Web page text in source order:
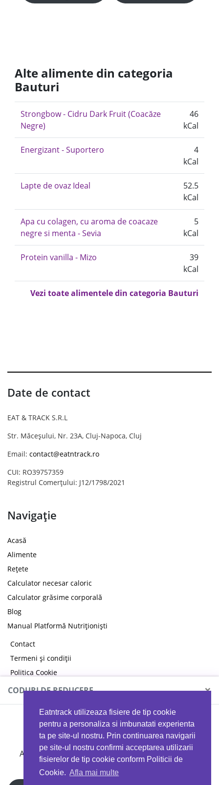
Eatntrack utilizeaza fisiere de tip cookie
pentru a personaliza si imbunatati experienta
ta pe site-ul nostru. Prin continuarea navigarii
pe site-ul nostru confirmi acceptarea utilizarii
fisierelor de tip cookie conform Politicii de
Cookie. Afla mai multe
Alte alimente din categoria
Bauturi
Strongbow - Cidru Dark Fruit (Coacăze
Negre)
46
kCal
Energizant - Suportero
4
kCal
Lapte de ovaz Ideal
52.5
kCal
Apa cu colagen, cu aroma de coacaze
negre si menta - Sevia
5
kCal
Protein vanilla - Mizo
39
kCal
Vezi toate alimentele din categoria Bauturi
Date de contact
EAT & TRACK S.R.L
Str. Măceșului, Nr. 23A, Cluj-Napoca, Cluj
Email: contact@eatntrack.ro
CUI: RO39757359
Registrul Comerțului: J12/1798/2021
Navigație
Acasă
Alimente
Rețete
Calculator necesar caloric
Calculator grăsime corporală
Blog
Manual Platformă Nutriționiști
Contact
Termeni și condiții
Politica Cookie
Politica de confidențialitate
CODURI DE REDUCERE ×
MYPROTEIN
Ai 40%reducere la orice comandă folosind codul
EATTRACK